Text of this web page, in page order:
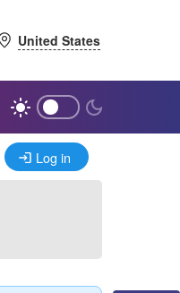
United States
Log in